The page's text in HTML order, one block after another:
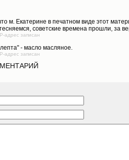
м. Екатерине в печатном виде этот
советские времена прошли, за
записан
- масло масляное.
записан